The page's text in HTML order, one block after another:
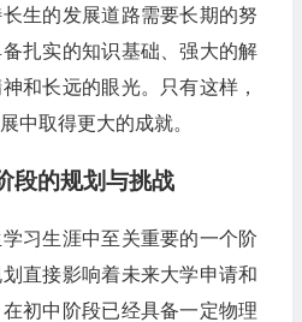
生的发展道路需要长期的努
扎实的知识基础、强大的解
和长远的眼光。只有这样，
中取得更大的成就。
段的规划与挑战
习生涯中至关重要的一个阶
直接影响着未来大学申请和
初中阶段已经具备一定物理